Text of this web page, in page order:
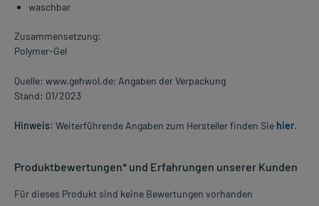
waschbar
Zusammensetzung:
Polymer-Gel
Quelle: www.gehwol.de; Angaben der Verpackung
Stand: 01/2023
Hinweis: Weiterführende Angaben zum Hersteller finden Sie hier.
Produktbewertungen* und Erfahrungen unserer Kunden
Für dieses Produkt sind keine Bewertungen vorhanden